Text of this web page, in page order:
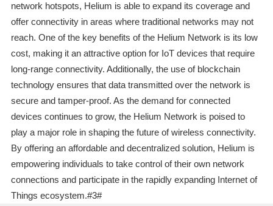
network hotspots, Helium is able to expand its coverage and
offer connectivity in areas where traditional networks may not
reach. One of the key benefits of the Helium Network is its low
cost, making it an attractive option for IoT devices that require
long-range connectivity. Additionally, the use of blockchain
technology ensures that data transmitted over the network is
secure and tamper-proof. As the demand for connected
devices continues to grow, the Helium Network is poised to
play a major role in shaping the future of wireless connectivity.
By offering an affordable and decentralized solution, Helium is
empowering individuals to take control of their own network
connections and participate in the rapidly expanding Internet of
Things ecosystem.#3#